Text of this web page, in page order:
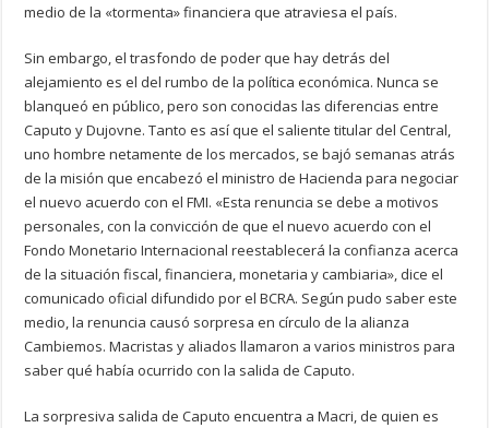
medio de la «tormenta» financiera que atraviesa el país.
Sin embargo, el trasfondo de poder que hay detrás del
alejamiento es el del rumbo de la política económica. Nunca se
blanqueó en público, pero son conocidas las diferencias entre
Caputo y Dujovne. Tanto es así que el saliente titular del Central,
uno hombre netamente de los mercados, se bajó semanas atrás
de la misión que encabezó el ministro de Hacienda para negociar
el nuevo acuerdo con el FMI. «Esta renuncia se debe a motivos
personales, con la convicción de que el nuevo acuerdo con el
Fondo Monetario Internacional reestablecerá la confianza acerca
de la situación fiscal, financiera, monetaria y cambiaria», dice el
comunicado oficial difundido por el BCRA. Según pudo saber este
medio, la renuncia causó sorpresa en círculo de la alianza
Cambiemos. Macristas y aliados llamaron a varios ministros para
saber qué había ocurrido con la salida de Caputo.
La sorpresiva salida de Caputo encuentra a Macri, de quien es